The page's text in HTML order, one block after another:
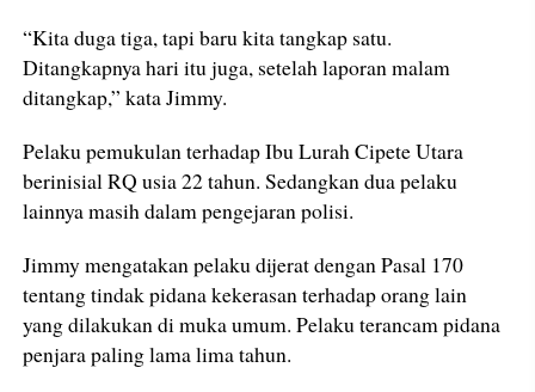
“Kita duga tiga, tapi baru kita tangkap satu.
Ditangkapnya hari itu juga, setelah laporan malam
ditangkap,” kata Jimmy.
Pelaku pemukulan terhadap Ibu Lurah Cipete Utara
berinisial RQ usia 22 tahun. Sedangkan dua pelaku
lainnya masih dalam pengejaran polisi.
Jimmy mengatakan pelaku dijerat dengan Pasal 170
tentang tindak pidana kekerasan terhadap orang lain
yang dilakukan di muka umum. Pelaku terancam pidana
penjara paling lama lima tahun.